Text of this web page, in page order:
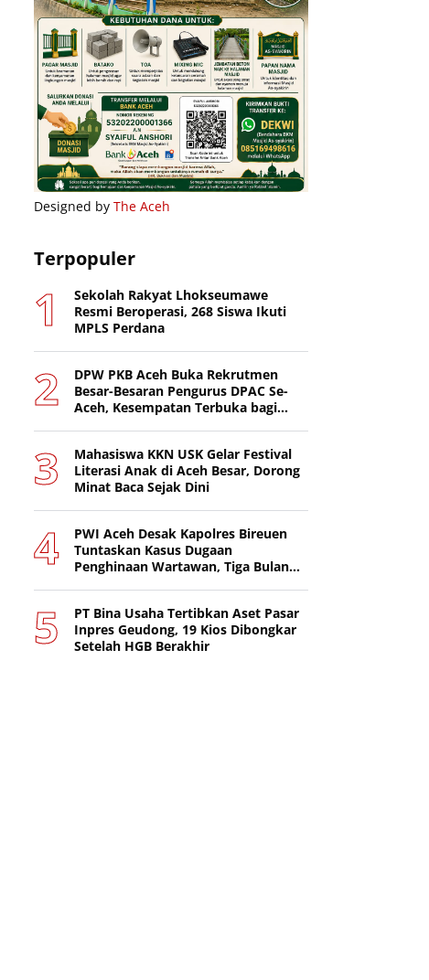
Designed by The Aceh
Terpopuler
Sekolah Rakyat Lhokseumawe
Resmi Beroperasi, 268 Siswa Ikuti
MPLS Perdana
DPW PKB Aceh Buka Rekrutmen
Besar-Besaran Pengurus DPAC Se-
Aceh, Kesempatan Terbuka bagi
Mahasiswa KKN USK Gelar Festival
Literasi Anak di Aceh Besar, Dorong
Minat Baca Sejak Dini
PWI Aceh Desak Kapolres Bireuen
Tuntaskan Kasus Dugaan
Penghinaan Wartawan, Tiga Bulan
PT Bina Usaha Tertibkan Aset Pasar
Inpres Geudong, 19 Kios Dibongkar
Setelah HGB Berakhir